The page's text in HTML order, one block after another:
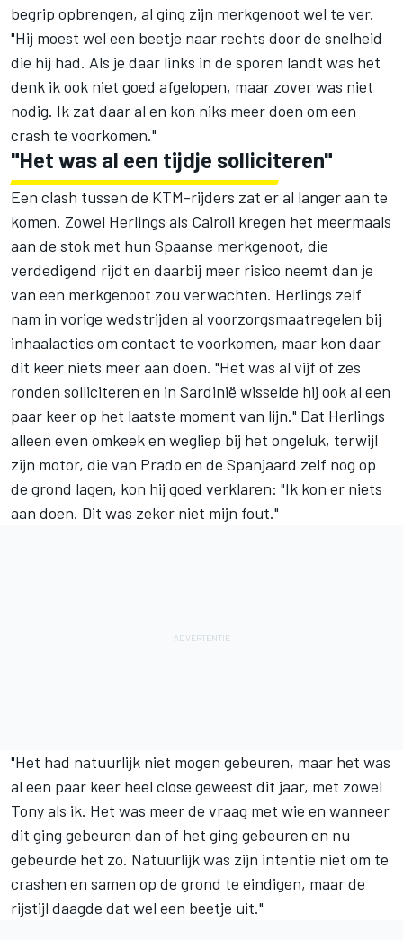
begrip opbrengen, al ging zijn merkgenoot wel te ver.
"Hij moest wel een beetje naar rechts door de snelheid
die hij had. Als je daar links in de sporen landt was het
denk ik ook niet goed afgelopen, maar zover was niet
nodig. Ik zat daar al en kon niks meer doen om een
crash te voorkomen."
"Het was al een tijdje solliciteren"
Een clash tussen de KTM-rijders zat er al langer aan te
komen. Zowel Herlings als Cairoli kregen het meermaals
aan de stok met hun Spaanse merkgenoot, die
verdedigend rijdt en daarbij meer risico neemt dan je
van een merkgenoot zou verwachten. Herlings zelf
nam in vorige wedstrijden al voorzorgsmaatregelen bij
inhaalacties om contact te voorkomen, maar kon daar
dit keer niets meer aan doen. "Het was al vijf of zes
ronden solliciteren en in Sardinië wisselde hij ook al een
paar keer op het laatste moment van lijn." Dat Herlings
alleen even omkeek en wegliep bij het ongeluk, terwijl
zijn motor, die van Prado en de Spanjaard zelf nog op
de grond lagen, kon hij goed verklaren: "Ik kon er niets
aan doen. Dit was zeker niet mijn fout."
"Het had natuurlijk niet mogen gebeuren, maar het was
al een paar keer heel close geweest dit jaar, met zowel
Tony als ik. Het was meer de vraag met wie en wanneer
dit ging gebeuren dan of het ging gebeuren en nu
gebeurde het zo. Natuurlijk was zijn intentie niet om te
crashen en samen op de grond te eindigen, maar de
rijstijl daagde dat wel een beetje uit."